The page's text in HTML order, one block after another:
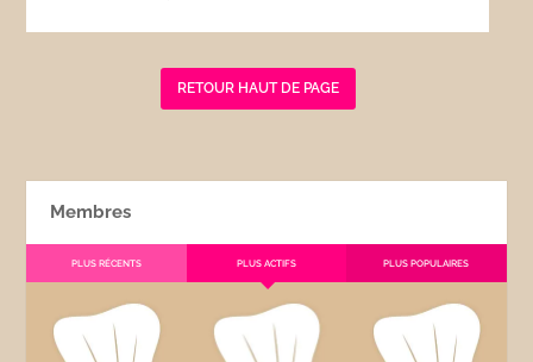
RETOUR HAUT DE PAGE
Membres
PLUS RÉCENTS PLUS ACTIFS PLUS POPULAIRES